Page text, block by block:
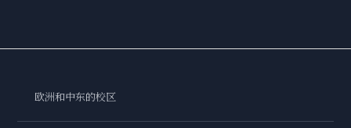
欧洲和中东的校区